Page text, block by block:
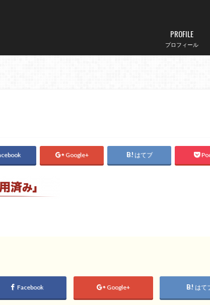
プロフィール
PROFILE
Google+ はてブ
Facebook Google+ はて